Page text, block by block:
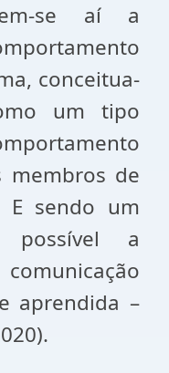
se aí a
conceitua-
um tipo
membros de
E sendo um
possível a
aprendida –